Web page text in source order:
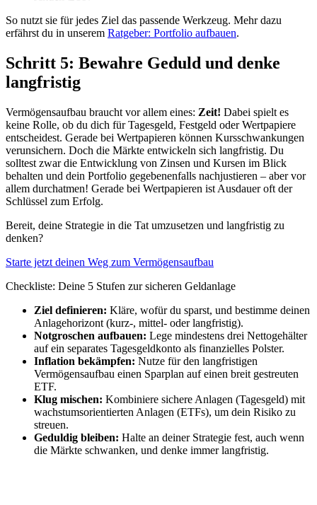
So nutzt sie für jedes Ziel das passende Werkzeug. Mehr dazu
erfährst du in unserem Ratgeber: Portfolio aufbauen.
Schritt 5: Bewahre Geduld und denke
langfristig
Vermögensaufbau braucht vor allem eines: Zeit! Dabei spielt es
keine Rolle, ob du dich für Tagesgeld, Festgeld oder Wertpapiere
entscheidest. Gerade bei Wertpapieren können Kursschwankungen
verunsichern. Doch die Märkte entwickeln sich langfristig. Du
solltest zwar die Entwicklung von Zinsen und Kursen im Blick
behalten und dein Portfolio gegebenenfalls nachjustieren – aber vor
allem durchatmen! Gerade bei Wertpapieren ist Ausdauer oft der
Schlüssel zum Erfolg.
Bereit, deine Strategie in die Tat umzusetzen und langfristig zu
denken?
Starte jetzt deinen Weg zum Vermögensaufbau
Checkliste: Deine 5 Stufen zur sicheren Geldanlage
Ziel definieren: Kläre, wofür du sparst, und bestimme deinen
Anlagehorizont (kurz-, mittel- oder langfristig).
Notgroschen aufbauen: Lege mindestens drei Nettogehälter
auf ein separates Tagesgeldkonto als finanzielles Polster.
Inflation bekämpfen: Nutze für den langfristigen
Vermögensaufbau einen Sparplan auf einen breit gestreuten
ETF.
Klug mischen: Kombiniere sichere Anlagen (Tagesgeld) mit
wachstumsorientierten Anlagen (ETFs), um dein Risiko zu
streuen.
Geduldig bleiben: Halte an deiner Strategie fest, auch wenn
die Märkte schwanken, und denke immer langfristig.